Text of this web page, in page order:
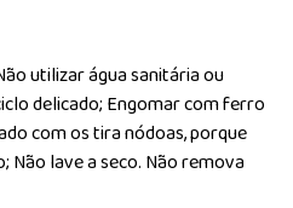
utilizar água sanitária ou
delicado; Engomar com ferro
com os tira nódoas, porque
lave a seco. Não remova